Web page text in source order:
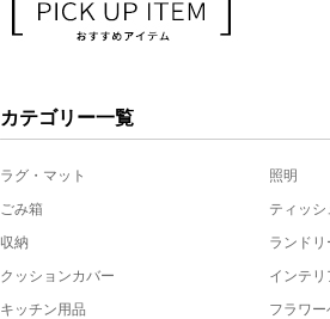
カテゴリー一覧
ラグ・マット
照明
ごみ箱
ティッシ
収納
ランドリ
クッションカバー
インテリ
キッチン用品
フラワー